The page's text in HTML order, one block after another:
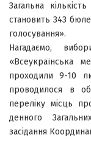
Загальна
становить 343
голосування».
Нагадаємо,
«Всеукраїнська
проходили 9-10
проводилося в
переліку місць
денного
засідання